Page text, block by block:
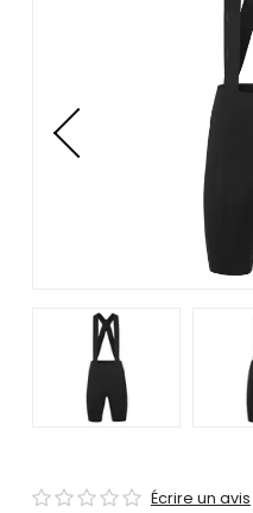
de
tels
Écrire un avis